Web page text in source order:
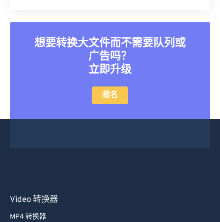
想要转换大文件而不需要队列或
广告吗？
立即升级
报名
Video 转换器
MP4 转换器